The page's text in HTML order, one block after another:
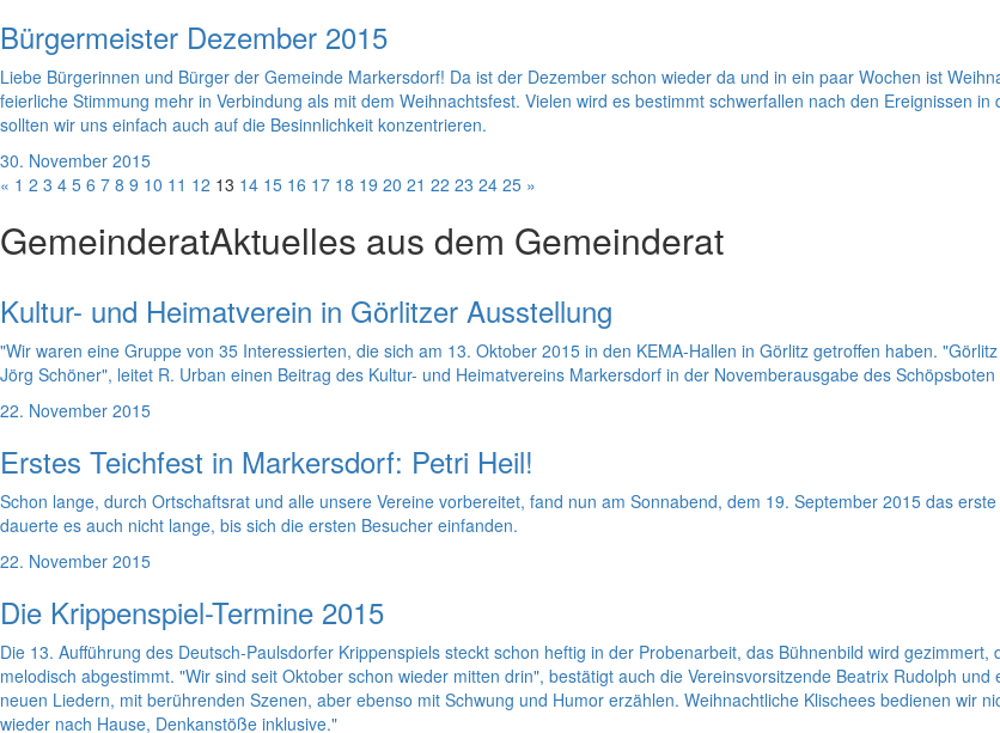
Bürgermeister Dezember 2015
Liebe Bürgerinnen und Bürger der Gemeinde Markersdorf! Da ist der Dezember schon wieder da und in ein paar Wochen ist
feierliche Stimmung mehr in Verbindung als mit dem Weihnachtsfest. Vielen wird es bestimmt schwerfallen nach den Ereignissen
sollten wir uns einfach auch auf die Besinnlichkeit konzentrieren.
30. November 2015
« 1 2 3 4 5 6 7 8 9 10 11 12 13 14 15 16 17 18 19 20 21 22 23 24 25 »
GemeinderatAktuelles aus dem Gemeinderat
Kultur- und Heimatverein in Görlitzer Ausstellung
"Wir waren eine Gruppe von 35 Interessierten, die sich am 13. Oktober 2015 in den KEMA-Hallen in Görlitz getroffen haben.
Jörg Schöner", leitet R. Urban einen Beitrag des Kultur- und Heimatvereins Markersdorf in der Novemberausgabe des
22. November 2015
Erstes Teichfest in Markersdorf: Petri Heil!
Schon lange, durch Ortschaftsrat und alle unsere Vereine vorbereitet, fand nun am Sonnabend, dem 19. September 2015 das
dauerte es auch nicht lange, bis sich die ersten Besucher einfanden.
22. November 2015
Die Krippenspiel-Termine 2015
Die 13. Aufführung des Deutsch-Paulsdorfer Krippenspiels steckt schon heftig in der Probenarbeit, das Bühnenbild wird
melodisch abgestimmt. "Wir sind seit Oktober schon wieder mitten drin", bestätigt auch die Vereinsvorsitzende Beatrix Rudolph
neuen Liedern, mit berührenden Szenen, aber ebenso mit Schwung und Humor erzählen. Weihnachtliche Klischees bedienen wir
wieder nach Hause, Denkanstöße inklusive."